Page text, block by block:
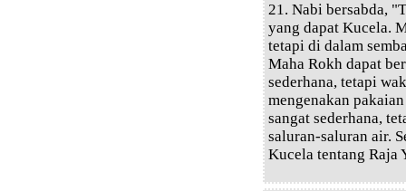
21. Nabi bersabda,
yang dapat Kucela.
tetapi di dalam
Maha Rokh dapat
sederhana, tetapi
mengenakan
sangat sederhana,
saluran-saluran air.
Kucela tentang Raja